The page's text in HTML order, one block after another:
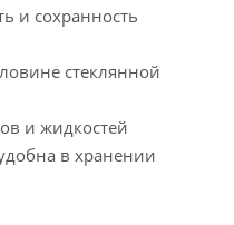
и сохранность
стеклянной
и жидкостей
в хранении